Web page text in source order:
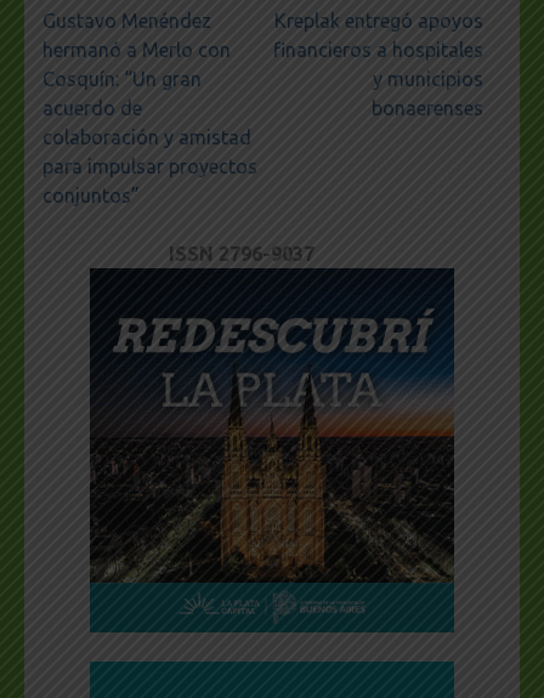
Navegación
de
entradas
Gustavo Menéndez
hermanó a Merlo con
Cosquín: “Un gran
acuerdo de
colaboración y amistad
para impulsar proyectos
conjuntos”
Kreplak entregó apoyos
financieros a hospitales
y municipios
bonaerenses
ISSN 2796-9037